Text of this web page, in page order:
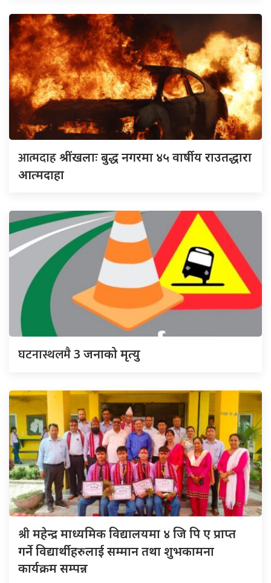
आत्मदाहश्रींखलाः बुद्ध नगरमा ४५ वार्षीय राउतद्धारा
आत्मदाहा
घटनास्थलमै3 जनाको मृत्यु
श्रीमहेन्द्र माध्यमिक विद्यालयमा ४ जि पि ए प्राप्त
गर्ने विद्यार्थीहरुलाई सम्मान तथा शुभकामना
कार्यक्रम सम्पन्न